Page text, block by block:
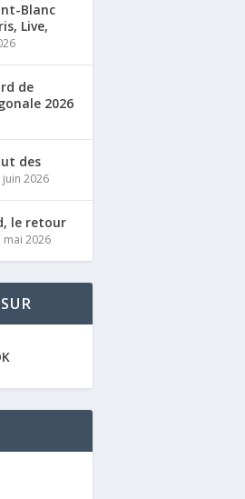
Blanc
Live,
de
2026
des
juin 2026
le retour
mai 2026